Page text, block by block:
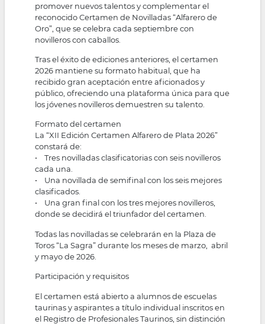
promover nuevos talentos y complementar el
reconocido Certamen de Novilladas “Alfarero de
Oro”, que se celebra cada septiembre con
novilleros con caballos.
Tras el éxito de ediciones anteriores, el certamen
2026 mantiene su formato habitual, que ha
recibido gran aceptación entre aficionados y
público, ofreciendo una plataforma única para que
los jóvenes novilleros demuestren su talento.
Formato del certamen
La “XII Edición Certamen Alfarero de Plata 2026”
constará de:
• Tres novilladas clasificatorias con seis novilleros
cada una.
• Una novillada de semifinal con los seis mejores
clasificados.
• Una gran final con los tres mejores novilleros,
donde se decidirá el triunfador del certamen.
Todas las novilladas se celebrarán en la Plaza de
Toros “La Sagra” durante los meses de marzo, abril
y mayo de 2026.
Participación y requisitos
El certamen está abierto a alumnos de escuelas
taurinas y aspirantes a título individual inscritos en
el Registro de Profesionales Taurinos, sin distinción